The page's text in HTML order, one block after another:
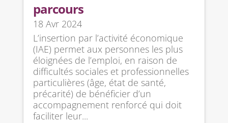
parcours
18 Avr 2024
L’insertion par l’activité économique
(IAE) permet aux personnes les plus
éloignées de l’emploi, en raison de
difficultés sociales et professionnelles
particulières (âge, état de santé,
précarité) de bénéficier d’un
accompagnement renforcé qui doit
faciliter leur...